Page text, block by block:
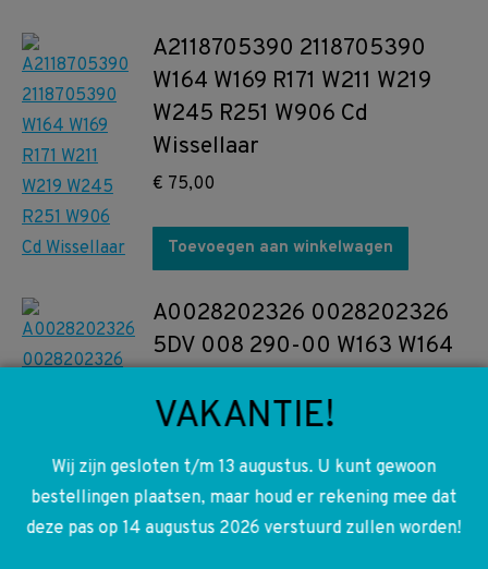
A2118705390 2118705390
W164 W169 R171 W211 W219
W245 R251 W906 Cd
Wissellaar
€ 75,00
Toevoegen aan winkelwagen
A0028202326 0028202326
5DV 008 290-00 W163 W164
Xenon Ballast Starter
Toevoegen aan winkelwagen
VAKANTIE!
Wij zijn gesloten t/m 13 augustus. U kunt gewoon
bestellingen plaatsen, maar houd er rekening mee dat
deze pas op 14 augustus 2026 verstuurd zullen worden!